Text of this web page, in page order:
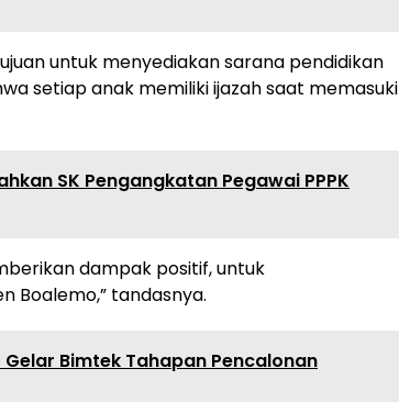
untuk menyediakan sarana pendidikan
setiap anak memiliki ijazah saat memasuki
SK Pengangkatan Pegawai PPPK
dampak positif, untuk
Boalemo,” tandasnya.
Bimtek Tahapan Pencalonan